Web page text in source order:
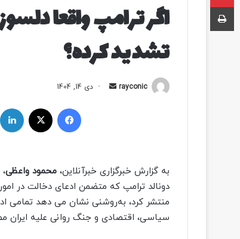
اگر ترامپ واقعا
تشدید کرده؟
rayconic
ه
ی
م
دی 14, 1404
ایکس
به گزارش خبرگزاری خبرآنلاین، محمود واعظی
دونالد ترامپ که متضمن ادعای دخالت در
منتشر کرد، به‌روشنی نشان می دهد تمامی
سیاسی، اقتصادی و جنگ روانی علیه ایران